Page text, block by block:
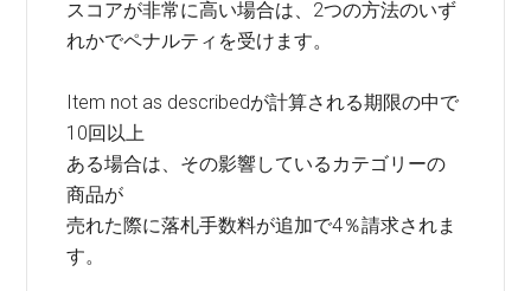
スコアが非常に高い場合は、2つの方法のいず
れかでペナルティを受けます。
Item not as describedが計算される期限の中で
10回以上
ある場合は、その影響しているカテゴリーの
商品が
売れた際に落札手数料が追加で4％請求されま
す。